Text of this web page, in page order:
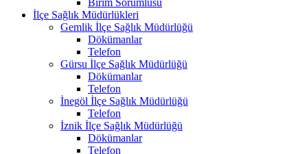
İlçe Sağlık Müdürlükleri
Gemlik İlçe Sağlık Müdürlüğü
Dökümanlar
Telefon
Gürsu İlçe Sağlık Müdürlüğü
Dökümanlar
Telefon
İnegöl İlçe Sağlık Müdürlüğü
Telefon
İznik İlçe Sağlık Müdürlüğü
Dökümanlar
Telefon